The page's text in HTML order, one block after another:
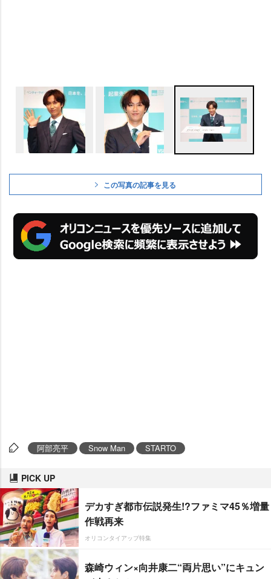
この写真の記事を見る
阿部亮平 Snow Man STARTO
PICK UP
デカすぎ都市伝説発生!?ファミマ45％増量
作戦再来
オリコンタイアップ特集
森崎ウィン×向井康二“両片思い”にキュン